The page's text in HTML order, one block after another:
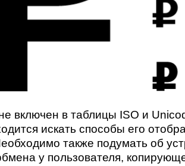
включен в таблицы ISO и
искать способы его
также подумать об
у пользователя,